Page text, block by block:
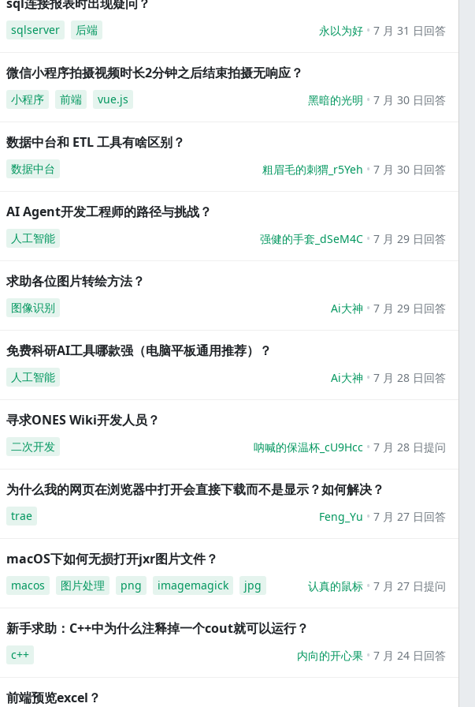
sqlserver 后端 永以为好 7 月 31 日回答
微信小程序拍摄视频时长2分钟之后结束拍摄无响应？
小程序 前端 vue.js 黑暗的光明 7 月 30 日回答
数据中台和 ETL 工具有啥区别？
数据中台 粗眉毛的刺猬_r5Yeh 7 月 30 日回答
AI Agent开发工程师的路径与挑战？
人工智能 强健的手套_dSeM4C 7 月 29 日回答
求助各位图片转绘方法？
图像识别 Ai大神 7 月 29 日回答
免费科研AI工具哪款强（电脑平板通用推荐）？
人工智能 Ai大神 7 月 28 日回答
寻求ONES Wiki开发人员？
二次开发 呐喊的保温杯_cU9Hcc 7 月 28 日提问
为什么我的网页在浏览器中打开会直接下载而不是显示？如何解决？
trae Feng_Yu 7 月 27 日回答
macOS下如何无损打开jxr图片文件？
macos 图片处理 png imagemagick jpg 认真的鼠标 7 月 27 日提问
新手求助：C++中为什么注释掉一个cout就可以运行？
c++ 内向的开心果 7 月 24 日回答
前端预览excel？